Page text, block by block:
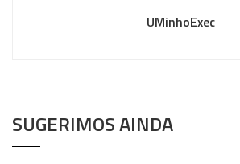
UMinhoExec
SUGERIMOS AINDA